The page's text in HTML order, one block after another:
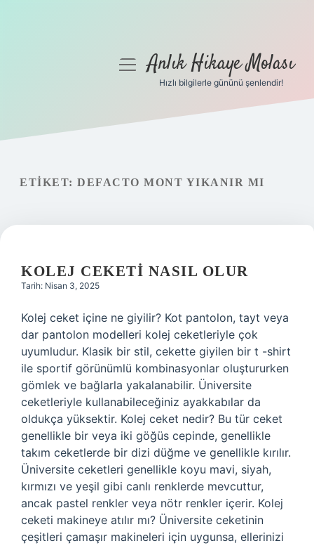
Gizlilik Politikası
menüyüAnlık Hikaye Molası
Hızlı bilgilerle gününü şenlendir!
ETIKET: DEFACTO MONT YIKANIR MI
KOLEJ CEKETI NASIL OLUR
Tarih: Nisan 3, 2025
Kolej ceket içine ne giyilir? Kot pantolon, tayt veya
dar pantolon modelleri kolej ceketleriyle çok
uyumludur. Klasik bir stil, cekette giyilen bir t -shirt
ile sportif görünümlü kombinasyonlar oluştururken
gömlek ve bağlarla yakalanabilir. Üniversite
ceketleriyle kullanabileceğiniz ayakkabılar da
oldukça yüksektir. Kolej ceket nedir? Bu tür ceket
genellikle bir veya iki göğüs cepinde, genellikle
takım ceketlerde bir dizi düğme ve genellikle kırılır.
Üniversite ceketleri genellikle koyu mavi, siyah,
kırmızı ve yeşil gibi canlı renklerde mevcuttur,
ancak pastel renkler veya nötr renkler içerir. Kolej
ceketi makineye atılır mı? Üniversite ceketinin
çeşitleri çamaşır makineleri için uygunsa, ellerinizi